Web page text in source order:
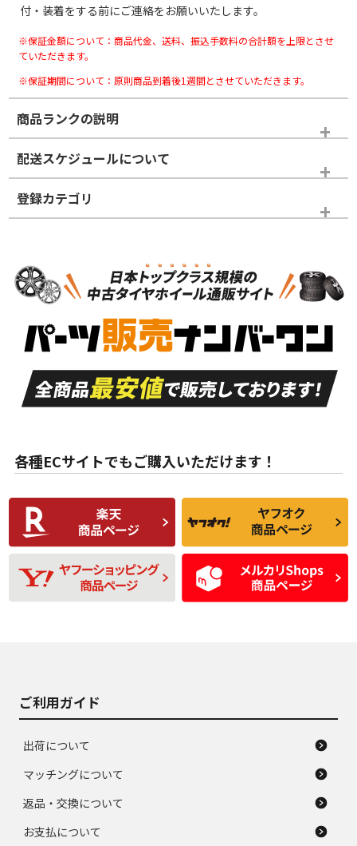
付・装着をする前にご連絡をお願いいたします。
※保証金額について：商品代金、送料、振込手数料の合計額を上限とさせ
ていただきます。
※保証期間について：原則商品到着後1週間とさせていただきます。
商品ランクの説明
※商品ランクは出品者の主観により判断しておりますので、あら
かじめご了承ください。
ホイールランク
S
品）
S
新車外し品（新古
付き
A
走行距離も少なく、
目立つ傷もほとんど
ない中古品
A
走行距離も少なく、
非常に状態の良い中
古品
な中古品
んどない中古品
C
使用感や傷があり、
比較的きれいな中古
品
C
偏磨耗・劣化は感じ
られるが、使用に問
題のない中古品
D
使用感や目立つ傷が
あり、一般的な中古
品
D
残り溝も少なく、偏
磨耗がみられ、短期
間使用できるくらい
の中古品
配送スケジュールについて
登録カテゴリ
タイヤホイールセット
各種ECサイトでもご購入いただけます！
ご利用ガイド
出荷について
マッチングについて
返品・交換について
お支払について